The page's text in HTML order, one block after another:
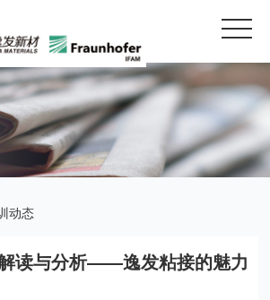
动态
读与分析——逸发粘接的魅力